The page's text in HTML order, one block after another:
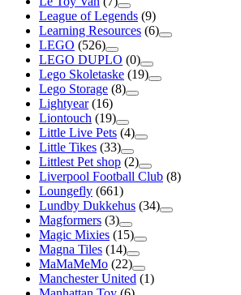
League of Legends (9)
Learning Resources (6)
LEGO (526)
LEGO DUPLO (0)
Lego Skoletaske (19)
Lego Storage (8)
Lightyear (16)
Liontouch (19)
Little Live Pets (4)
Little Tikes (33)
Littlest Pet shop (2)
Liverpool Football Club (8)
Loungefly (661)
Lundby Dukkehus (34)
Magformers (3)
Magic Mixies (15)
Magna Tiles (14)
MaMaMeMo (22)
Manchester United (1)